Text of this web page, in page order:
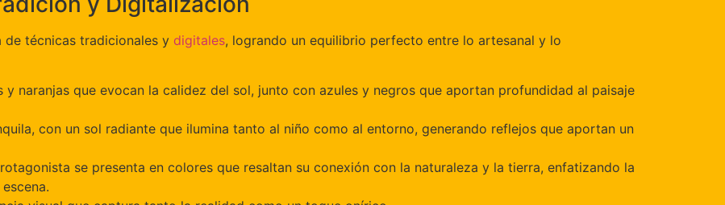
de técnicas tradicionales y digitales, logrando un equilibrio perfecto entre lo artesanal y lo
y naranjas que evocan la calidez del sol, junto con azules y negros que aportan profundidad al paisaje
con un sol radiante que ilumina tanto al niño como al entorno, generando reflejos que aportan un
se presenta en colores que resaltan su conexión con la naturaleza y la tierra, enfatizando la